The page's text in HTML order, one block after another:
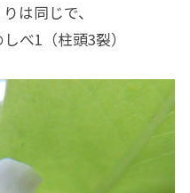
は同じで、
べ1（柱頭3裂）